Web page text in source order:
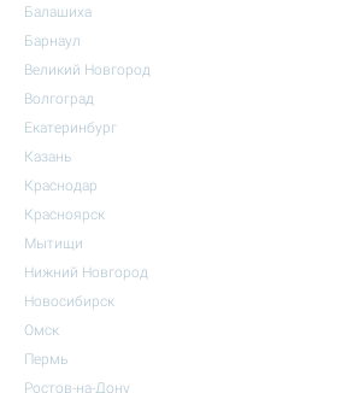
Балашиха
Барнаул
Великий Новгород
Волгоград
Екатеринбург
Казань
Краснодар
Красноярск
Мытищи
Нижний Новгород
Новосибирск
Омск
Пермь
Ростов-на-Дону